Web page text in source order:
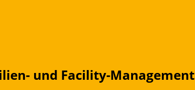
und Facility-Management